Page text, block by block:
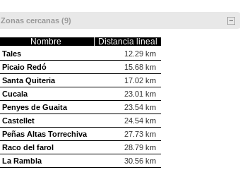
Zonas cercanas (9)
Nombre
Distancia lineal
Tales
12.29 km
Picaio Redó
15.68 km
Santa Quiteria
17.02 km
Cucala
23.01 km
Penyes de Guaita
23.54 km
Castellet
24.54 km
Peñas Altas Torrechiva
27.73 km
Raco del farol
28.79 km
La Rambla
30.56 km